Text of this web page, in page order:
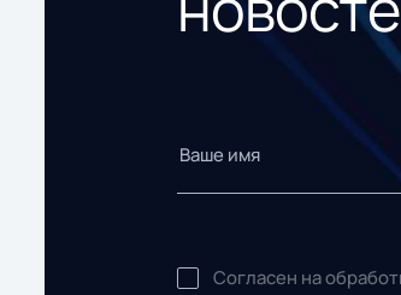
Согласен на